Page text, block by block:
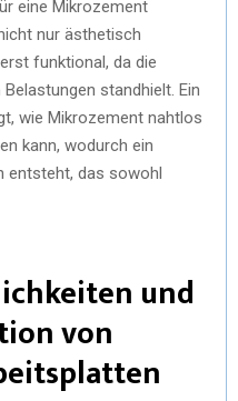
eine Mikrozement
nur ästhetisch
funktional, da die
standhielt. Ein
wie Mikrozement nahtlos
kann, wodurch ein
entsteht, das sowohl
und
von